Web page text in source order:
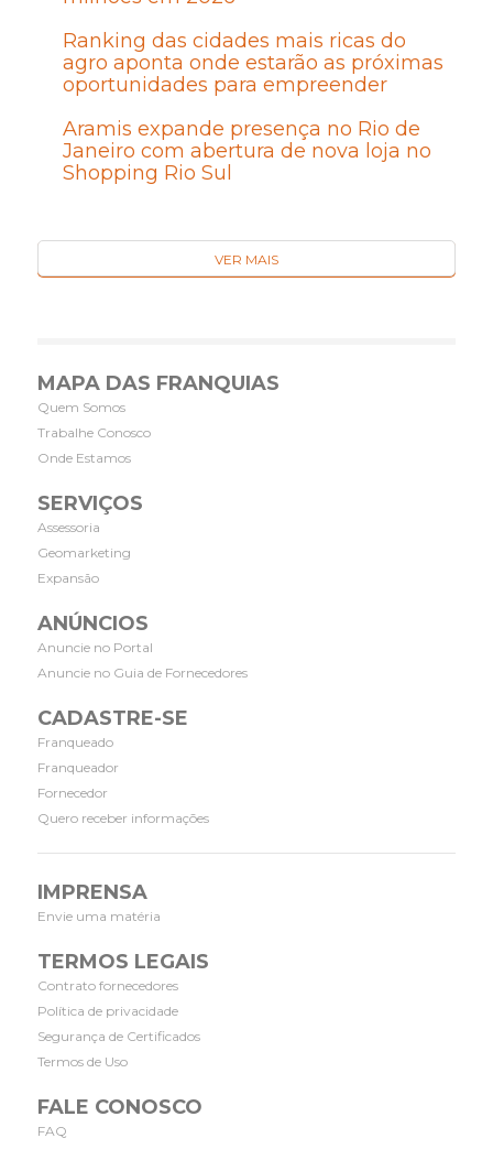
Ranking das cidades mais ricas do
agro aponta onde estarão as próximas
oportunidades para empreender
Aramis expande presença no Rio de
Janeiro com abertura de nova loja no
Shopping Rio Sul
VER MAIS
MAPA DAS FRANQUIAS
Quem Somos
Trabalhe Conosco
Onde Estamos
SERVIÇOS
Assessoria
Geomarketing
Expansão
ANÚNCIOS
Anuncie no Portal
Anuncie no Guia de Fornecedores
CADASTRE-SE
Franqueado
Franqueador
Fornecedor
Quero receber informações
IMPRENSA
Envie uma matéria
TERMOS LEGAIS
Contrato fornecedores
Política de privacidade
Segurança de Certificados
Termos de Uso
FALE CONOSCO
FAQ